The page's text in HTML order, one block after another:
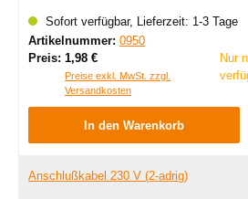
Sofort verfügbar, Lieferzeit: 1-3 Tage
Artikelnummer: 0950
Preis: Regulärer Preis:
1,98 €
Preise exkl. MwSt. zzgl.
Versandkosten
Nur
In den Warenkorb
Anschlußkabel 230 V (2-adrig)